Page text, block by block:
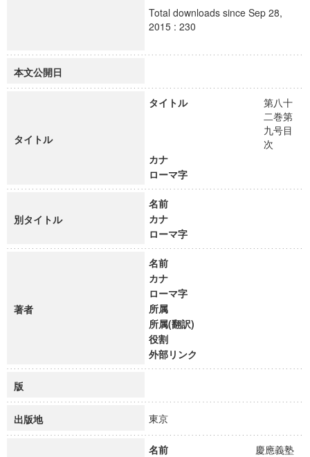
Total downloads since Sep 28,
2015 : 230
本文公開日
タイトル
タイトル
第八十
二巻第
九号目
次
カナ
ローマ字
別タイトル
名前
カナ
ローマ字
著者
名前
カナ
ローマ字
所属
所属(翻訳)
役割
外部リンク
版
出版地 東京
名前
慶應義塾